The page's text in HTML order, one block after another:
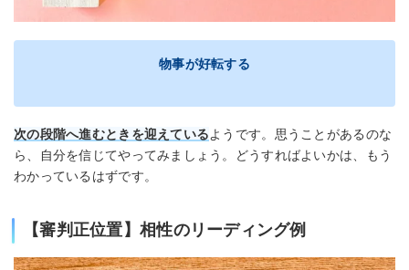
物事が好転する
次の段階へ進むときを迎えているようです。思うことがあるのな
ら、自分を信じてやってみましょう。どうすればよいかは、もう
わかっているはずです。
【審判正位置】相性のリーディング例